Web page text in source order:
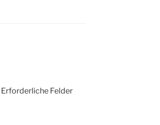
Erforderliche Felder